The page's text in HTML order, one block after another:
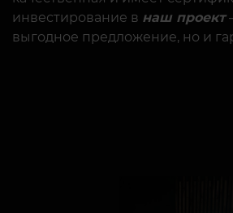
выгодное предложение, но и